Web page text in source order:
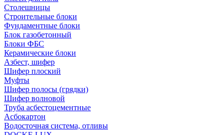
Столешницы
Строительные блоки
Фундаментные блоки
Блок газобетонный
Блоки ФБС
Керамические блоки
Азбест, шифер
Шифер плоский
Муфты
Шифер полосы (грядки)
Шифер волновой
Труба асбестоцементные
Асбокартон
Водосточная система, отливы